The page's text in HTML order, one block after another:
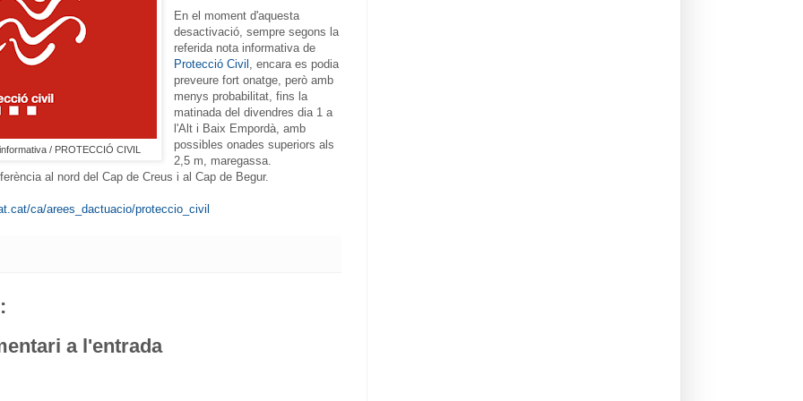
/ PROTECCIÓ CIVIL
En el moment d'aquesta
desactivació, sempre segons la
referida nota informativa de
Protecció Civil , encara es podia
preveure fort onatge, però amb
menys probabilitat, fins la
matinada del divendres dia 1 a
l'Alt i Baix Empordà, amb
possibles onades superiors als
2,5 m, maregassa.
al nord del Cap de Creus i al Cap de Begur.
ca/arees_dactuacio/proteccio_civil
a l'entrada